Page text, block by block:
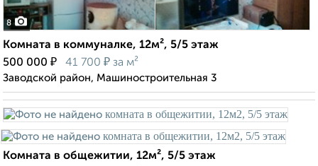
8
Комната в коммуналке, 12м², 5/5 этаж
500 000 ₽ 41 700 ₽ за м²
Заводской район, Машиностроительная 3
Комната в общежитии, 12м², 5/5 этаж